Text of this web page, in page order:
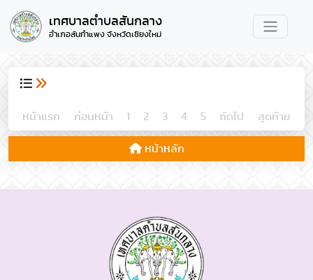
เทศบาลตำบลสันกลาง
อำเภอสันกำแพง จังหวัดเชียงใหม่
หน้าหลัก
หน้าแรก ก่อนหน้า 1 2 3 4 5 ถัดไป สุดท้าย